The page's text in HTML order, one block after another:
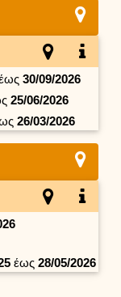
30/09/2026
25/06/2026
26/03/2026
έως 28/05/2026